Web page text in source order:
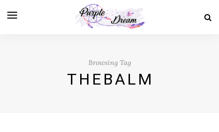
Browsing Tag
THEBALM